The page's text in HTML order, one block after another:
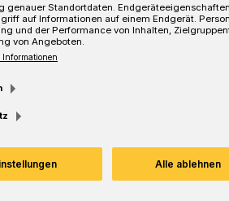
Frauen,
genauer Standortdaten.
auf Informationen auf einem Endgerät.
und der Performance von Inhalten,
von Angeboten.
Alle ablehnen